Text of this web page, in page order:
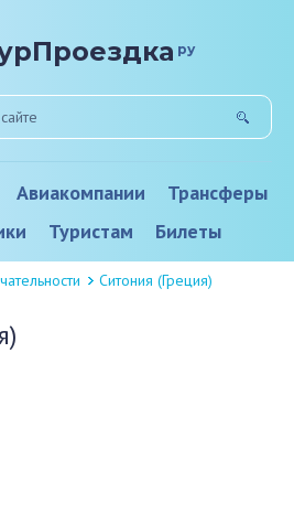
ру
Авиакомпании
Трансферы
Туристам Билеты
Ситония (Греция)